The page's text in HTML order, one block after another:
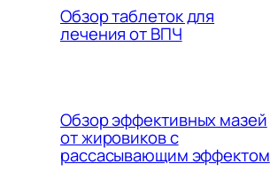
Обзор таблеток для
лечения от ВПЧ
Обзор эффективных мазей
от жировиков с
рассасывающим эффектом